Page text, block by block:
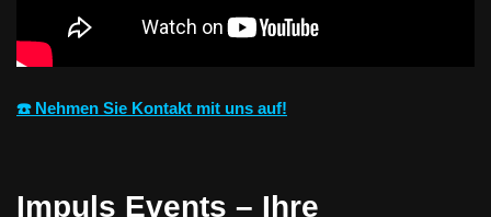
☎️ Nehmen Sie Kontakt mit uns auf!
Impuls Events – Ihre